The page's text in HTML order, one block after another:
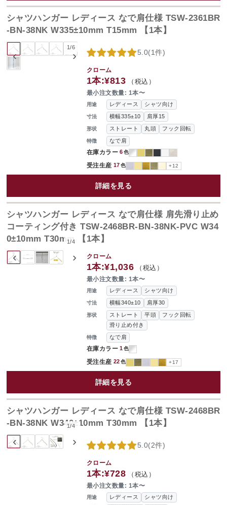
‹ ›
1/6
シャツハンガー レディース なで肩仕様 TSW-2361BR
-BN-38NK W335±10mm T15mm 【1本】
用途 レディース シャツ向け
寸法 横幅335±10 肩厚15
形状 ストレート 丸頭 フック回転
特徴 なで肩
在庫カラー 6色
受注生産 17色 +12
5.0(1件)
クローム
1本:¥813 （税込）
最小注文数量: 1本〜
詳細を見る
‹ ›
1/4
シャツハンガー レディース なで肩仕様 肩先滑り止め
コーティング付き TSW-2468BR-BN-38NK-PVC W34
0±10mm T30mm 【1本】
用途 レディース シャツ向け
寸法 横幅340±10 肩厚30
形状 ストレート 平頭
フック回転
滑り止め付き
特徴 なで肩
在庫カラー 1色
受注生産 22色 +17
クローム
1本:¥1,036 （税込）
最小注文数量: 1本〜
詳細を見る
‹ ›
1/4
シャツハンガー レディース なで肩仕様 TSW-2468BR
-BN-38NK W340±10mm T30mm 【1本】
用途 レディース シャツ向け
5.0(2件)
クローム
1本:¥728 （税込）
最小注文数量: 1本〜